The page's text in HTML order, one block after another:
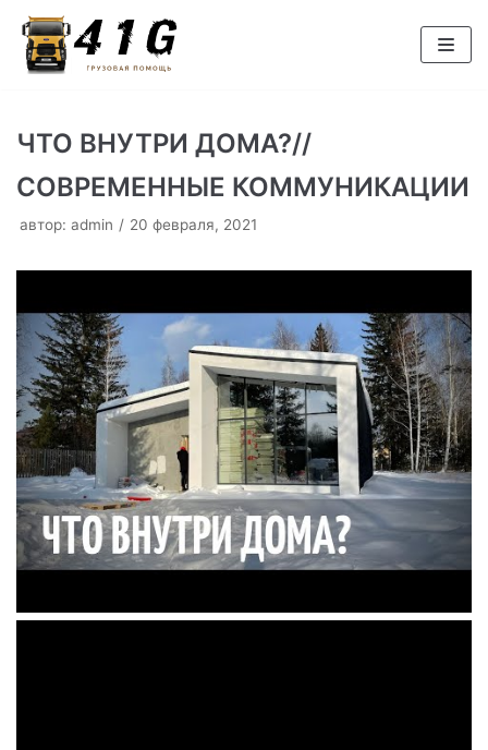
Перейти
к
ЧТО ВНУТРИ ДОМА?//
СОВРЕМЕННЫЕ КОММУНИКАЦИИ
автор: admin 20 февраля, 2021